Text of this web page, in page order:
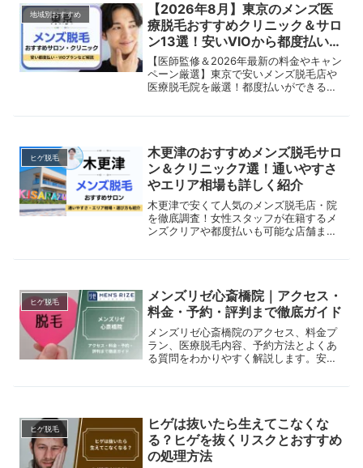
クです。
地域別おすすめ
【2026年8月】東京のメンズ医
療脱毛おすすめクリニック＆サロ
ン13選！安いVIOから都度払いプ
ランを比較
【医師監修＆2026年最新の料金やキャン
ペーン厳選】東京で安いメンズ脱毛店や
医療脱毛院を厳選！都度払いができるヒ
プランなど、新宿・渋谷・池袋エリアな
方を紹介します。
ヒゲ脱毛
木更津のおすすめメンズ脱毛サロ
ン＆クリニック7選！通いやすさ
やエリア相場も詳しく紹介
木更津で安くて人気のメンズ脱毛店・院
を徹底調査！女性スタッフが在籍するメ
ンズクリアや都度払いも可能な店舗まで
Oなどの部位別脱毛も解説。
ヒゲ脱毛
メンズリゼ心斎橋院｜アクセス・
料金・予約・評判まで徹底ガイド
メンズリゼ心斎橋院のアクセス、料金プ
ラン、医療脱毛内容、予約方法とよくあ
る質問をわかりやすく解説します。安心
ヒゲ脱毛
ヒゲは抜いたら生えてこなくな
る？ヒゲを抜くリスクとおすすめ
の処理方法